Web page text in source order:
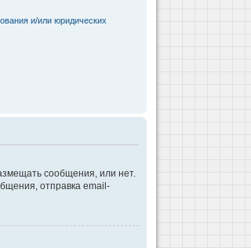
и/или юридических
сообщения, или нет.
отправка email-